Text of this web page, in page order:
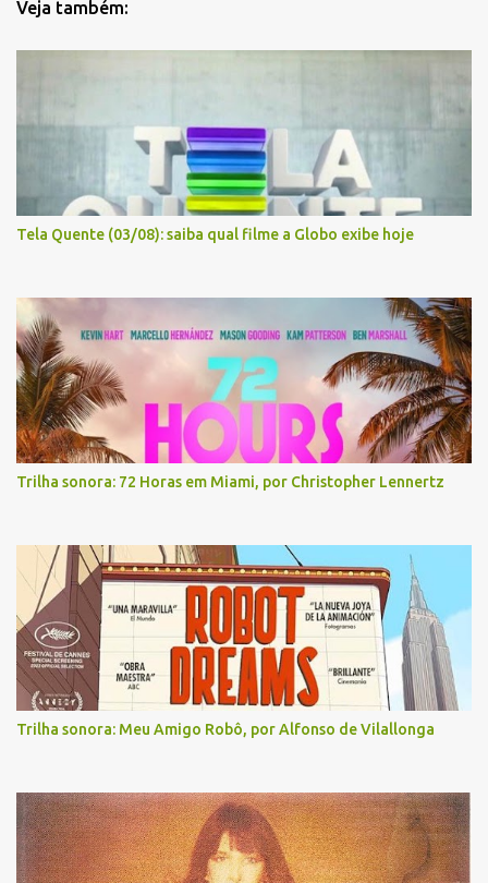
Veja também:
Tela Quente (03/08): saiba qual filme a Globo exibe hoje
Trilha sonora: 72 Horas em Miami, por Christopher Lennertz
Trilha sonora: Meu Amigo Robô, por Alfonso de Vilallonga